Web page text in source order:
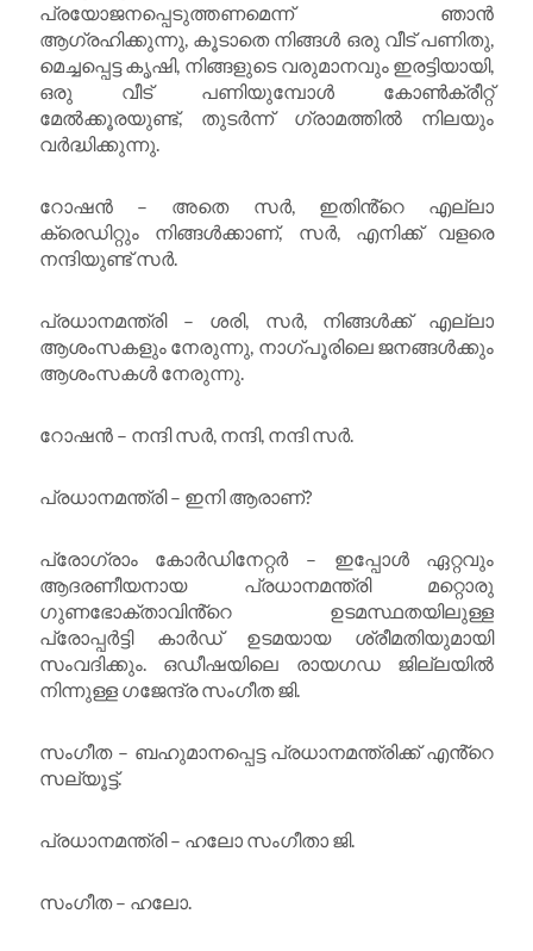
പ്രയോജനപ്പെടുത്തണമെന്ന് ഞാൻ
ആഗ്രഹിക്കുന്നു, കൂടാതെ നിങ്ങൾ ഒരു വീട് പണിതു,
മെച്ചപ്പെട്ട കൃഷി, നിങ്ങളുടെ വരുമാനവും ഇരട്ടിയായി,
ഒരു വീട് പണിയുമ്പോൾ കോൺക്രീറ്റ്
മേൽക്കൂരയുണ്ട്, തുടർന്ന് ഗ്രാമത്തിൽ നിലയും
വർദ്ധിക്കുന്നു.
റോഷൻ – അതെ സർ, ഇതിൻ്റെ എല്ലാ
ക്രെഡിറ്റും നിങ്ങൾക്കാണ്, സർ, എനിക്ക് വളരെ
നന്ദിയുണ്ട് സർ.
പ്രധാനമന്ത്രി – ശരി, സർ, നിങ്ങൾക്ക് എല്ലാ
ആശംസകളും നേരുന്നു, നാഗ്പൂരിലെ ജനങ്ങൾക്കും
ആശംസകൾ നേരുന്നു.
റോഷൻ – നന്ദി സർ, നന്ദി, നന്ദി സർ.
പ്രധാനമന്ത്രി – ഇനി ആരാണ്?
പ്രോഗ്രാം കോർഡിനേറ്റർ – ഇപ്പോൾ ഏറ്റവും
ആദരണീയനായ പ്രധാനമന്ത്രി മറ്റൊരു
ഗുണഭോക്താവിൻ്റെ ഉടമസ്ഥതയിലുള്ള
പ്രോപ്പർട്ടി കാർഡ് ഉടമയായ ശ്രീമതിയുമായി
സംവദിക്കും. ഒഡീഷയിലെ രായഗഡ ജില്ലയിൽ
നിന്നുള്ള ഗജേന്ദ്ര സംഗീത ജി.
സംഗീത – ബഹുമാനപ്പെട്ട പ്രധാനമന്ത്രിക്ക് എൻ്റെ
സല്യൂട്ട്.
പ്രധാനമന്ത്രി – ഹലോ സംഗീതാ ജി.
സംഗീത – ഹലോ.